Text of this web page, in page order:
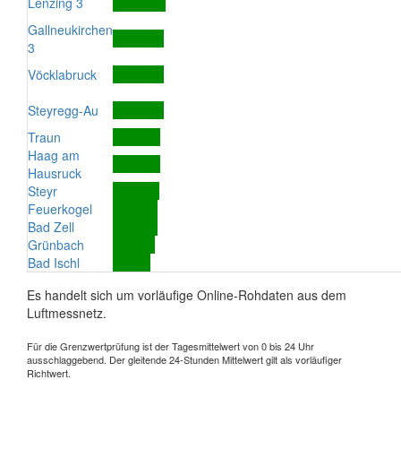
Gallneukirchen
3
Vöcklabruck
Steyregg-Au
Traun
Haag am
Hausruck
Steyr
Feuerkogel
Bad Zell
Grünbach
Bad Ischl
Es handelt sich um vorläufige Online-Rohdaten aus dem
Luftmessnetz.
Für die Grenzwertprüfung ist der Tagesmittelwert von 0 bis 24 Uhr
ausschlaggebend. Der gleitende 24-Stunden Mittelwert gilt als vorläufiger
Richtwert.